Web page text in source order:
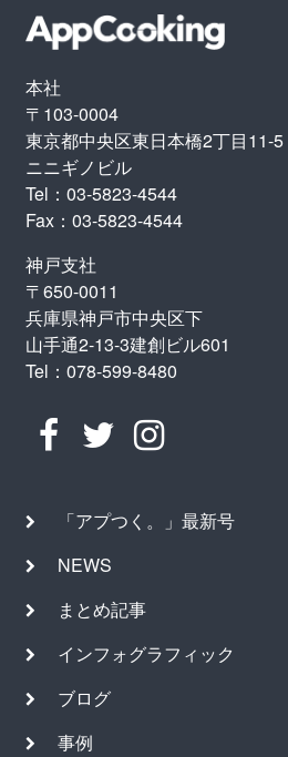
本社
〒103-0004
東京都中央区東日本橋2丁目11-5
ニニギノビル
Tel：03-5823-4544
Fax：03-5823-4544
神戸支社
〒650-0011
兵庫県神戸市中央区下
山手通2-13-3建創ビル601
Tel：078-599-8480
「アプつく。」最新号
NEWS
まとめ記事
インフォグラフィック
ブログ
事例